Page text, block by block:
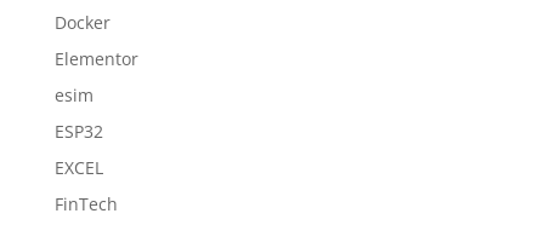
Docker
Elementor
esim
ESP32
EXCEL
FinTech